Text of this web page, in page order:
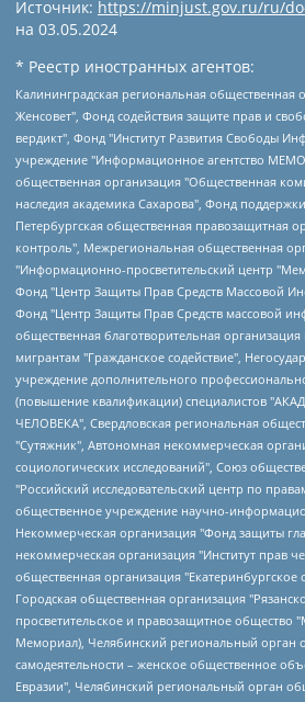
Источник: https://minjust.gov.ru/ru/
на 03.05.2024
* Реестр иностранных агентов:
Калининградская региональная общественная организация "Экозащита!-Женсовет", Фонд содействия защите прав и свобод граждан "Общественный вердикт", Фонд "Институт Развития Свободы Информации", Частное учреждение "Информационное агентство МЕМО. РУ", Региональная общественная организация "Общественная комиссия по сохранению наследия академика Сахарова", Фонд поддержки свободы прессы, Санкт-Петербургская общественная правозащитная организация "Гражданский контроль", Межрегиональная общественная организация "Информационно-просветительский центр "Мемориал", Региональный Фонд "Центр Защиты Прав Средств Массовой Информации", с 05.12.2023 Фонд "Центр Защиты Прав Средств массовой информации", Региональная общественная благотворительная организация помощи беженцам и мигрантам "Гражданское содействие", Негосударственное образовательное учреждение дополнительного профессионального образования (повышение квалификации) специалистов "АКАДЕМИЯ ПО ПРАВАМ ЧЕЛОВЕКА", Свердловская региональная общественная организация "Сутяжник", Автономная некоммерческая организация "Центр независимых социологических исследований", Союз общественных объединений "Российский исследовательский центр по правам человека", Региональное общественное учреждение научно-информационный центр "МЕМОРИАЛ", Некоммерческая организация "Фонд защиты гласности", Автономная некоммерческая организация "Институт прав человека", Городская общественная организация "Екатеринбургское общество "МЕМОРИАЛ", Городская общественная организация "Рязанское историко-просветительское и правозащитное общество "Мемориал" (Рязанский Мемориал), Челябинский региональный орган общественной самодеятельности – женское общественное объединение "Женщины Евразии", Челябинский региональный орган общественной самодеятельности "Уральская правозащитная группа", Фонд содействия защите здоровья и социальной справедливости имени Андрея Рылькова, Автономная Некоммерческая Организация "Аналитический Центр Юрия Левады", Автономная некоммерческая организация социальной поддержки населения "Проект Апрель", Региональная общественная организация помощи женщинам и детям, находящимся в кризисной ситуации "Информационно-методический центр "Анна", Фонд содействия развитию массовых коммуникаций и правовому просвещению "Так-так-Так", Фонд содействия устойчивому развитию "Серебряная тайга", Свердловский региональный общественный фонд социальных проектов "Новое время", "Idel.Реалии", Кавказ.Реалии, Крым.Реалии, Телеканал Настоящее Время, Татаро-башкирская служба Радио Свобода (Azatliq Radiosi), Радио Свободная Европа/Радио Свобода (PCE/PC), "Сибирь.Реалии", "Фактограф", Благотворительный фонд помощи осужденным и их семьям, Автономная некоммерческая организация "Институт глобализации и социальных движений", Фонд "В защиту прав заключенных", Частное учреждение "Центр поддержки и содействия развитию средств массовой информации", Пензенский региональный общественный благотворительный фонд "Гражданский союз", "Север.Реалии", Некоммерческая организация Фонд "Правовая инициатива", Общество с ограниченной ответственностью "Радио Свободная Европа/Радио Свобода", Чешское информационное агентство "MEDIUM-ORIENT", Красноярская региональная общественная организация "Мы против СПИДа", Камалягин Денис Николаевич, Маркелов Сергей Евгеньевич, Пономарев Лев Александрович, Савицкая Людмила Алексеевна, Автономная некоммерческая организация "Центр по работе с проблемой насилия "НАСИЛИЮ.НЕТ", Межрегиональный профессиональный союз работников здравоохранения "Альянс врачей", Юридическое лицо, зарегистрированное в Латвийской Республике, SIA "Medusa Project" (регистрационный номер 40103797863, дата регистрации 10.06.2014), Некоммерческая организация "Фонд по борьбе с коррупцией", Автономная некоммерческая организация "Институт права и публичной политики", Баданин Роман Сергеевич, Гликин Максим Александрович, Железнова Мария Михайловна, Лукьянова Юлия Сергеевна, Маетная Елизавета Витальевна, Маняхин Петр Борисович, Чуракова Ольга Владимировна, Ярош Юлия Петровна, Юридическое лицо "The Insider SIA", зарегистрированное в Риге, Латвийская Республика (дата регистрации 26.06.2015), являющееся администратором доменного имени интернет-издания "The Insider SIA", https://theins.ru, Постернак Алексей Евгеньевич, Рубин Михаил Аркадьевич, Анин Роман Александрович, Юридическое лицо Istories fonds, зарегистрированное в Латвийской Республике (регистрационный номер 50008295751, дата регистрации 24.02.2020), Великовский Дмитрий Александрович, Долинина Ирина Николаевна, Мароховская Алеся Алексеевна, Шлейнов Роман Юрьевич, Шмагун Олеся Валентиновна, Общество с ограниченной ответственностью "Альтаир 2021", Общество с ограниченной ответственностью "Вега 2021", Общество с ограниченной ответственностью "Главный редактор 2021", Общество с ограниченной ответственностью "Ромашки монолит", Важенков Артем Валерьевич, Ивановская областная общественная организация "Центр гендерных исследований", Гурман Юрий Альбертович, Медиапроект "ОВД-Инфо", Егоров Владимир Владимирович, Жилинский Владимир Александрович, Общество с ограниченной ответственностью "ЗП", Иванова София Юрьевна, Карезина Инна Павловна, Кильтау Екатерина Викторовна, Петров Алексей Викторович, Пискунов Сергей Евгеньевич, Смирнов Сергей Сергеевич, Тихонов Михаил Сергеевич, Общество с ограниченной ответственностью "ЖУРНАЛИСТ-ИНОСТРАННЫЙ АГЕНТ", Арапова Галина Юрьевна, Вольтская Татьяна Анатольевна, Американская компания "Mason G.E.S. Anonymous Foundation" (США), являющаяся владельцем интернет-издания https://mnews.world/, Компания "Stichting Bellingcat", зарегистрированная в Нидерландах (дата регистрации 11.07.2018), Захаров Андрей Вячеславович, Клепиковская Екатерина Дмитриевна, Общество с ограниченной ответственностью "МЕМО", Перл Роман Александрович, Симонов Евгений Алексеевич, Соловьева Елена Анатольевна, Сотников Даниил Владимирович, Сурначева Елизавета Дмитриевна, Автономная некоммерческая организация по защите прав человека и информированию населения "Якутия – Наше Мнение", Общество с ограниченной ответственностью "Москоу диджитал медиа", с 26.01.2023 Общество с ограниченной ответственностью "Чайка Белые сады", Ветошкина Валерия Валерьевна, Заговора Максим Александрович, Межрегиональное общественное движение "Российская ЛГБТ - сеть", Оленичев Максим Владимирович, Павлов Иван Юрьевич, Скворцова Елена Сергеевна, Общество с ограниченной ответственностью "Как бы инагент", Кочетков Игорь Викторович, Общество с ограниченной